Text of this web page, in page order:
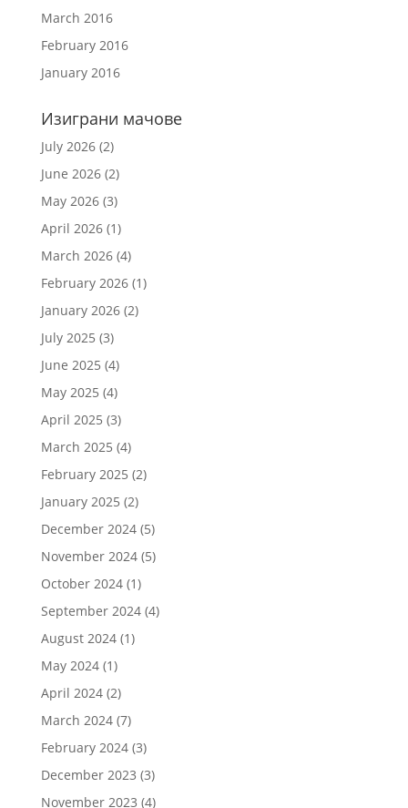
March 2016
February 2016
January 2016
Изиграни мачове
July 2026(2)
June 2026(2)
May 2026(3)
April 2026(1)
March 2026(4)
February 2026(1)
January 2026(2)
July 2025 (3)
June 2025 (4)
May 2025 (4)
April 2025 (3)
March 2025 (4)
February 2025 (2)
January 2025 (2)
December 2024(5)
November 2024(5)
October 2024(1)
September 2024(4)
August 2024(1)
May 2024(1)
April 2024(2)
March 2024(7)
February 2024(3)
December 2023 (3)
November 2023 (4)